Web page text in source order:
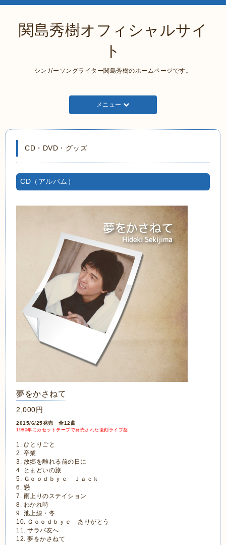
関島秀樹オフィシャルサイ
ト
シンガーソングライター関島秀樹のホームページです。
メニュー
CD・DVD・グッズ
CD（アルバム）
夢をかさねて
2,000円
2015/6/25発売 全12曲
1980年にカセットテープで発売された復刻ライブ盤
1. ひとりごと
2. 卒業
3. 故郷を離れる前の日に
4. とまどいの旅
5. Ｇｏｏｄｂｙｅ Ｊａｃｋ
6. 戀
7. 雨上りのステイション
8. わかれ時
9. 池上線・冬
10. Ｇｏｏｄｂｙｅ ありがとう
11. サラバ友へ
12. 夢をかさねて